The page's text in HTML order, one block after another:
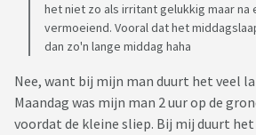
het niet zo als irritant gelukkig maar na
vermoeiend. Vooral dat het
dan zo'n lange middag haha
Nee, want bij mijn man duurt het veel
Maandag was mijn man 2 uur op de
voordat de kleine sliep. Bij mij duurt